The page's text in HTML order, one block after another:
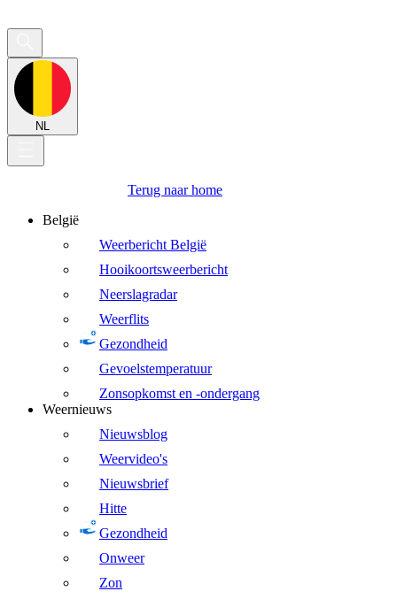
NL
Terug naar home
België
Weerbericht België
Hooikoortsweerbericht
Neerslagradar
Weerflits
Gezondheid
Gevoelstemperatuur
Zonsopkomst en -ondergang
Weernieuws
Nieuwsblog
Weervideo's
Nieuwsbrief
Hitte
Gezondheid
Onweer
Zon